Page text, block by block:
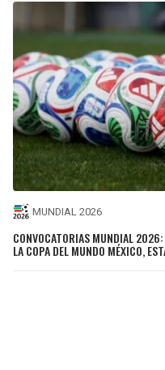
MUNDIAL 2026
CONVOCATORIAS MUNDIAL 2026:
LA COPA DEL MUNDO MÉXICO,